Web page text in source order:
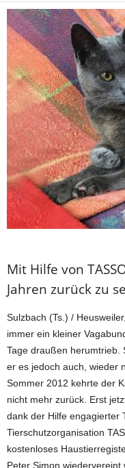
Mit Hilfe von
Jahren zurück zu
Sulzbach (Ts.) /
immer ein kleiner
Tage draußen herumtrieb.
er es jedoch auch, wieder
Sommer 2012 kehrte der
nicht mehr zurück. Erst
dank der Hilfe engagierter
Tierschutzorganisation
kostenloses
Peter Simon wiedervereint